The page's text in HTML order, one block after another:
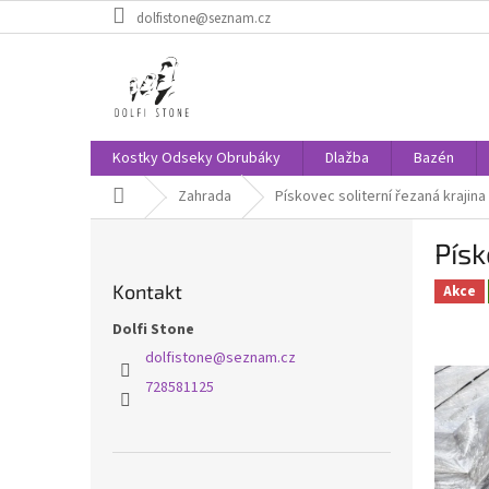
na
dolfistone@seznam.cz
Kostky Odseky Obrubáky Dlažba Bazén
Domů Zahrada Pískovec soliterní řezaná krajina
Kontakt
Dolfi Stone
dolfistone@seznam.cz
728581125
Akce